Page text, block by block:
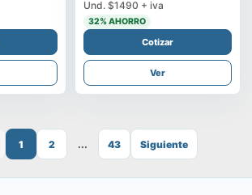
Und. $1490 + iva
32% AHORRO
Cotizar
Ver
1 2 ... 43 Siguiente